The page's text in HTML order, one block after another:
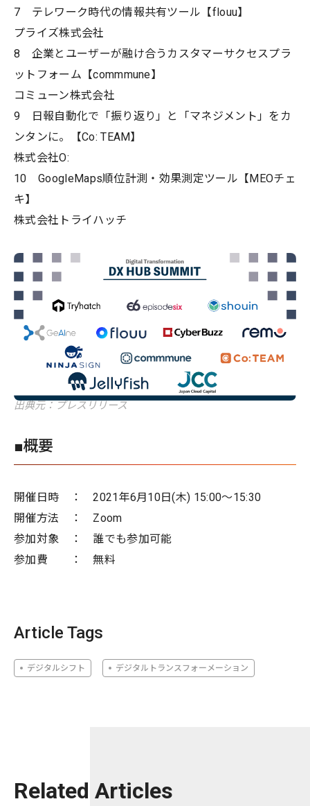
7 テレワーク時代の情報共有ツール【flouu】
プライズ株式会社
8 企業とユーザーが融け合うカスタマーサクセスプラ
ットフォーム【commmune】
コミューン株式会社
9 日報自動化で「振り返り」と「マネジメント」をカ
ンタンに。【Co: TEAM】
株式会社O:
10 GoogleMaps順位計測・効果測定ツール【MEOチェ
キ】
株式会社トライハッチ
出典元：プレスリリース
■概要
開催日時 ： 2021年6月10日(木) 15:00～15:30
開催方法 ： Zoom
参加対象 ： 誰でも参加可能
参加費 ： 無料
Article Tags
デジタルシフト デジタルトランスフォーメーション
Related Articles